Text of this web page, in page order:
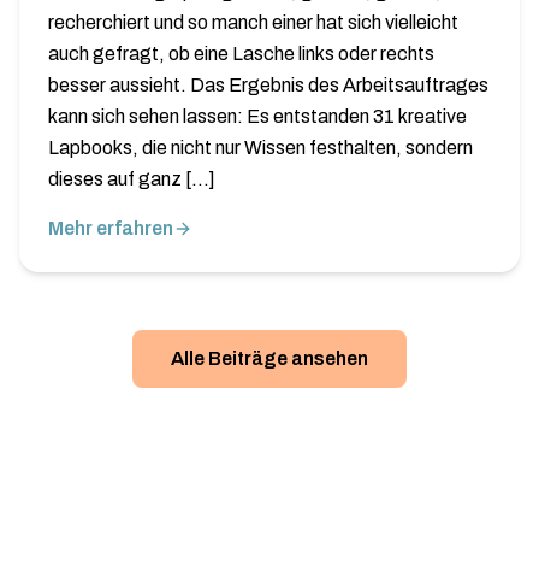
recherchiert und so manch einer hat sich vielleicht
auch gefragt, ob eine Lasche links oder rechts
besser aussieht. Das Ergebnis des Arbeitsauftrages
kann sich sehen lassen: Es entstanden 31 kreative
Lapbooks, die nicht nur Wissen festhalten, sondern
dieses auf ganz […]
Mehr erfahren
Alle Beiträge ansehen